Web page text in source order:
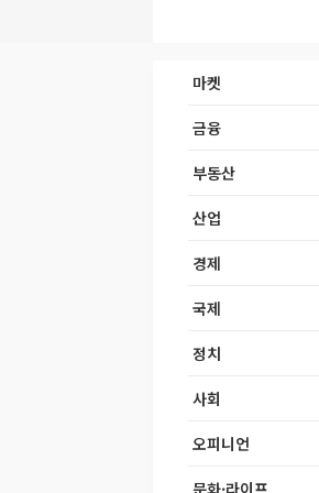
마켓
금융
부동산
산업
경제
국제
정치
사회
오피니언
문화·라이프